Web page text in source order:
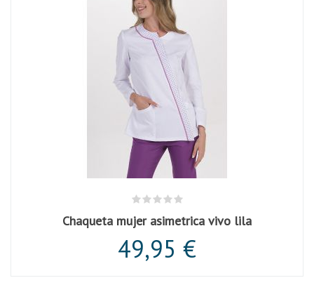
Chaqueta mujer asimetrica vivo lila
49,95 €